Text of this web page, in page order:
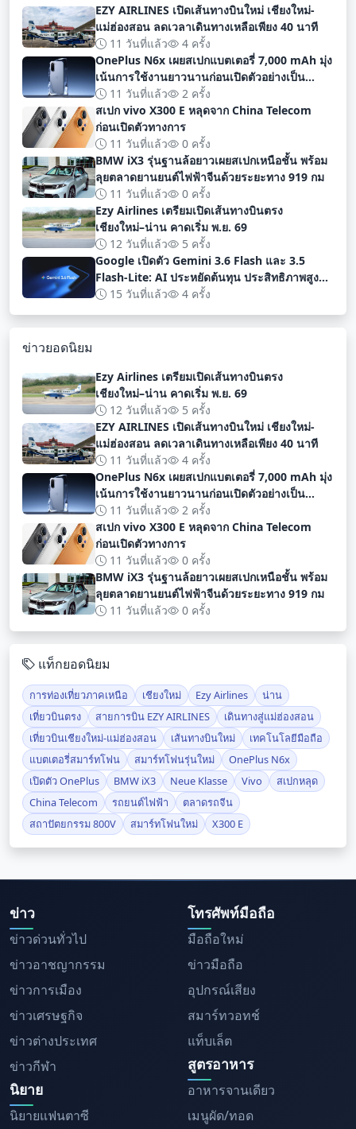
EZY AIRLINES เปิดเส้นทางบินใหม่ เชียงใหม่-
แม่ฮ่องสอน ลดเวลาเดินทางเหลือเพียง 40 นาที
11 วันที่แล้ว
4 ครั้ง
OnePlus N6x เผยสเปกแบตเตอรี่ 7,000 mAh มุ่ง
เน้นการใช้งานยาวนานก่อนเปิดตัวอย่างเป็น
ทางการ
11 วันที่แล้ว
2 ครั้ง
สเปก vivo X300 E หลุดจาก China Telecom
ก่อนเปิดตัวทางการ
11 วันที่แล้ว
0 ครั้ง
BMW iX3 รุ่นฐานล้อยาวเผยสเปกเหนือชั้น พร้อม
ลุยตลาดยานยนต์ไฟฟ้าจีนด้วยระยะทาง 919 กม
11 วันที่แล้ว
0 ครั้ง
Ezy Airlines เตรียมเปิดเส้นทางบินตรง
เชียงใหม่–น่าน คาดเริ่ม พ.ย. 69
12 วันที่แล้ว
5 ครั้ง
Google เปิดตัว Gemini 3.6 Flash และ 3.5
Flash-Lite: AI ประหยัดต้นทุน ประสิทธิภาพสูง
สำหรับนักพัฒนา
15 วันที่แล้ว 4 ครั้ง
ข่าวยอดนิยม
Ezy Airlines เตรียมเปิดเส้นทางบินตรง
เชียงใหม่–น่าน คาดเริ่ม พ.ย. 69
12 วันที่แล้ว
5 ครั้ง
EZY AIRLINES เปิดเส้นทางบินใหม่ เชียงใหม่-
แม่ฮ่องสอน ลดเวลาเดินทางเหลือเพียง 40 นาที
11 วันที่แล้ว
4 ครั้ง
OnePlus N6x เผยสเปกแบตเตอรี่ 7,000 mAh มุ่ง
เน้นการใช้งานยาวนานก่อนเปิดตัวอย่างเป็น
ทางการ
11 วันที่แล้ว
2 ครั้ง
สเปก vivo X300 E หลุดจาก China Telecom
ก่อนเปิดตัวทางการ
11 วันที่แล้ว
0 ครั้ง
BMW iX3 รุ่นฐานล้อยาวเผยสเปกเหนือชั้น พร้อม
ลุยตลาดยานยนต์ไฟฟ้าจีนด้วยระยะทาง 919 กม
11 วันที่แล้ว
0 ครั้ง
แท็กยอดนิยม
การท่องเที่ยวภาคเหนือ เชียงใหม่ Ezy Airlines
น่าน
เที่ยวบินตรง
สายการบิน EZY AIRLINES
เดินทางสู่แม่ฮ่องสอน
เที่ยวบินเชียงใหม่-แม่ฮ่องสอน
เส้นทางบินใหม่
เทคโนโลยีมือถือ
แบตเตอรี่สมาร์ทโฟน
สมาร์ทโฟนรุ่นใหม่
OnePlus N6x
เปิดตัว OnePlus
BMW iX3 Neue Klasse Vivo
สเปกหลุด
China Telecom
รถยนต์ไฟฟ้า
ตลาดรถจีน
สถาปัตยกรรม 800V
สมาร์ทโฟนใหม่ X300 E
ข่าว
ข่าวด่วนทั่วไป
ข่าวอาชญากรรม
ข่าวการเมือง
ข่าวเศรษฐกิจ
ข่าวต่างประเทศ
ข่าวกีฬา
นิยาย
นิยายแฟนตาซี
โทรศัพท์มือถือ
มือถือใหม่
ข่าวมือถือ
อุปกรณ์เสียง
สมาร์ทวอทช์
แท็บเล็ต
สูตรอาหาร
อาหารจานเดียว
เมนูผัด/ทอด